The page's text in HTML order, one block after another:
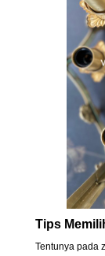
Tips
Tentunya pada